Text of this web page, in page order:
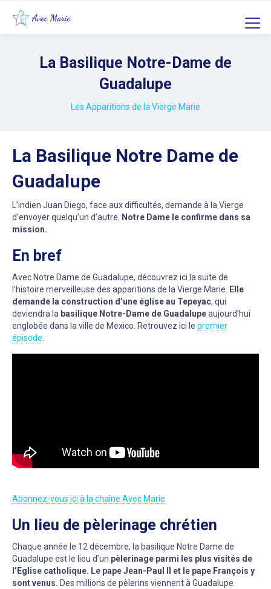
La Basilique Notre-Dame de
Guadalupe
Les Apparitions de la Vierge Marie
La Basilique Notre Dame de
Guadalupe
L’indien Juan Diego, face aux difficultés, demande à la Vierge
d’envoyer quelqu’un d’autre.
Notre Dame le confirme dans sa
mission.
En bref
Avec Notre Dame de Guadalupe, découvrez ici la suite de
l’histoire merveilleuse des apparitions de la Vierge Marie.
Elle
demande la construction d’une église au Tepeyac, qui
deviendra la basilique Notre-Dame de Guadalupeaujourd’hui
englobée dans la ville de Mexico. Retrouvez ici le premier
épisode
Abonnez-vous ici à la chaîne Avec Marie
Un lieu de pèlerinage chrétien
Chaque année le 12 décembre, la basilique Notre Dame de
Guadalupe est le lieu d’un pèlerinage parmi les plus visités de
l’Eglise catholique. Le pape Jean-Paul II et le pape François y
sont venus. Des millions de pèlerins viennent à Guadalupe